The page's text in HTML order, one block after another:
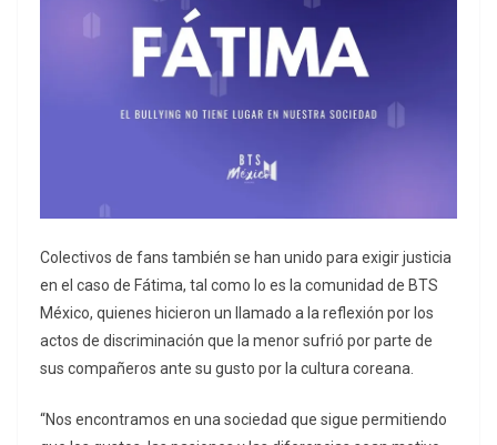
Colectivos de fans también se han unido para exigir justicia
en el caso de Fátima, tal como lo es la comunidad de BTS
México, quienes hicieron un llamado a la reflexión por los
actos de discriminación que la menor sufrió por parte de
sus compañeros ante su gusto por la cultura coreana.
“Nos encontramos en una sociedad que sigue permitiendo